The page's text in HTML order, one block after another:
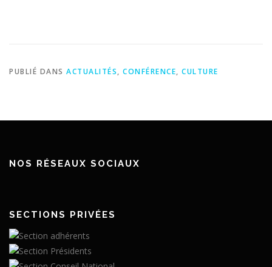
PUBLIÉ DANS ACTUALITÉS, CONFÉRENCE, CULTURE
NOS RÉSEAUX SOCIAUX
SECTIONS PRIVÉES